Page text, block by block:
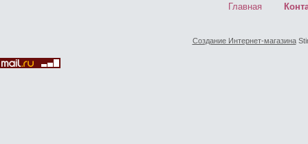
Главная
Создание Интернет-магазина